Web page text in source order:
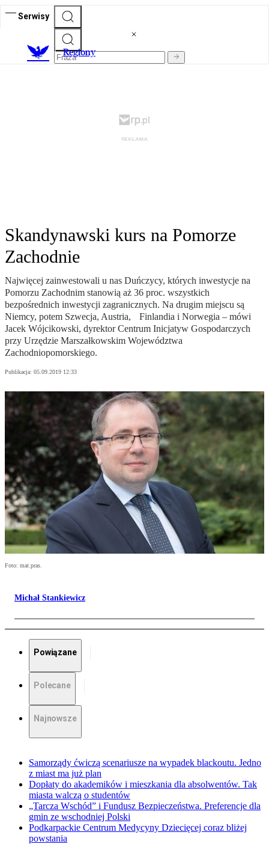
Serwisy
Regiony
Skandynawski kurs na Pomorze
Zachodnie
Najwięcej zainwestowali u nas Duńczycy, których inwestycje na
Pomorzu Zachodnim stanowią aż 36 proc. wszystkich
bezpośrednich inwestycji zagranicznych. Na drugim miejscu są
Niemcy, potem Szwecja, Austria, Finlandia i Norwegia – mówi
Jacek Wójcikowski, dyrektor Centrum Inicjatyw Gospodarczych
przy Urzędzie Marszałkowskim Województwa
Zachodniopomorskiego.
Publikacja: 05.09.2019 12:33
Foto: mat.pras.
Michał Stankiewicz
Powiązane
Polecane
Najnowsze
Samorządy ćwiczą scenariusze na wypadek blackoutu. Jedno
z miast ma już plan
Dopłaty do akademików i mieszkania dla absolwentów. Tak
miasta walczą o studentów
„Tarcza Wschód” i Fundusz Bezpieczeństwa. Preferencje dla
gmin ze wschodniej Polski
Podkarpackie Centrum Medycyny Dziecięcej coraz bliżej
powstania